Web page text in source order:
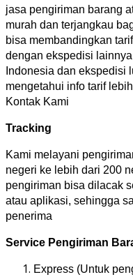
jasa pengiriman barang
murah dan terjangkau
bisa membandingkan
dengan ekspedisi
Indonesia dan ekspedisi
mengetahui info tarif
Kontak Kami
Tracking
Kami melayani
negeri ke lebih dari 200
pengiriman bisa dilacak
atau aplikasi, sehingga
penerima
Service Pengiriman
Express (Untuk